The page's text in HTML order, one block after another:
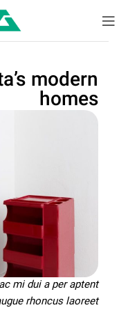
modern
homes
mi dui a per aptent
rhoncus laoreet